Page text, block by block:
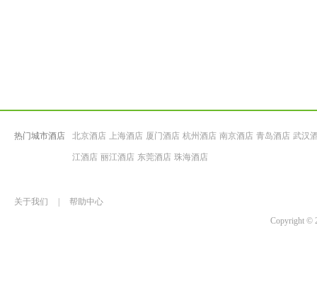
热门城市酒店 北京酒店 上海酒店 厦门酒店 杭州酒店 南京酒店 青岛酒店 武汉
江酒店 丽江酒店 东莞酒店 珠海酒店
关于我们
帮助中心
Copyright ©